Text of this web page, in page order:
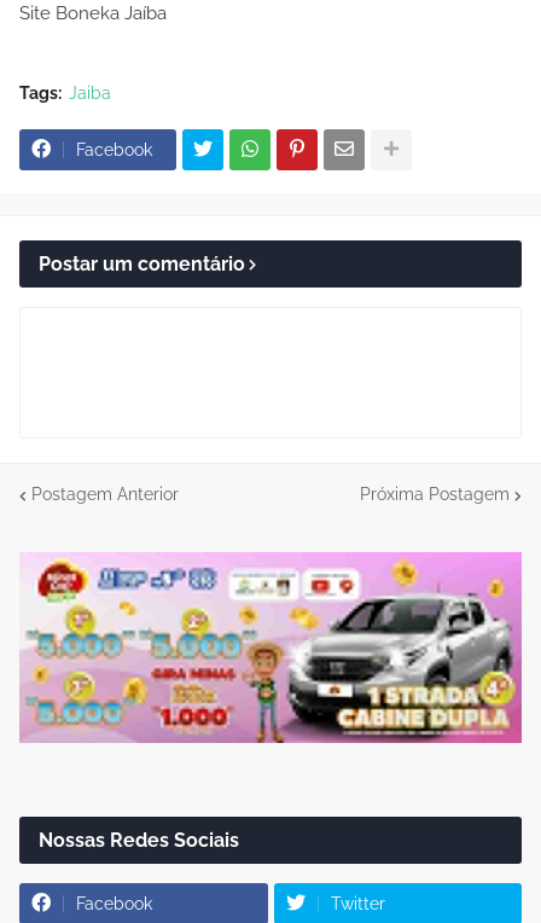
Site Boneka Jaíba
Tags: Jaiba
Facebook
Postar um comentário
Postagem Anterior Próxima Postagem
Nossas Redes Sociais
Facebook Twitter